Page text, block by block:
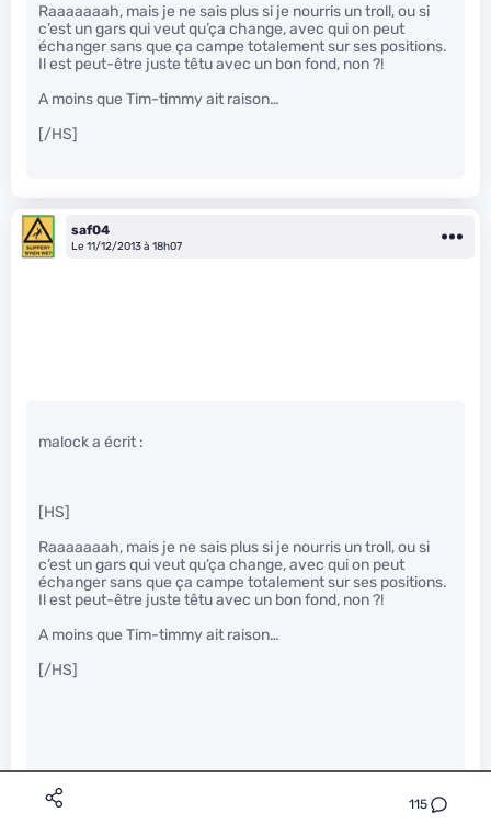
115
Raaaaaaah, mais je ne sais plus si je nourris un troll, ou si
c’est un gars qui veut qu’ça change, avec qui on peut
échanger sans que ça campe totalement sur ses positions.
Il est peut-être juste têtu avec un bon fond, non ?!
A moins que Tim-timmy ait raison…
[/HS]
saf04
Le 11/12/2013 à 18h07
malock a écrit :
[HS]
Raaaaaaah, mais je ne sais plus si je nourris un troll, ou si
c’est un gars qui veut qu’ça change, avec qui on peut
échanger sans que ça campe totalement sur ses positions.
Il est peut-être juste têtu avec un bon fond, non ?!
A moins que Tim-timmy ait raison…
[/HS]
le pire c’est qu’apres tu le retrouves sur des sites journaux